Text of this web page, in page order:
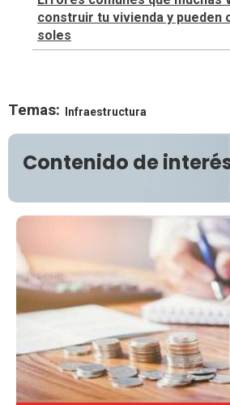
construir tu vivienda y pueden
soles
Temas: Infraestructura
Contenido de